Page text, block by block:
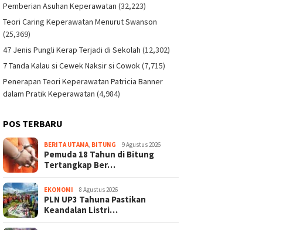
Pemberian Asuhan Keperawatan (32,223)
Teori Caring Keperawatan Menurut Swanson
(25,369)
47 Jenis Pungli Kerap Terjadi di Sekolah (12,302)
7 Tanda Kalau si Cewek Naksir si Cowok(7,715)
Penerapan Teori Keperawatan Patricia Banner
dalam Pratik Keperawatan (4,984)
POS TERBARU
BERITA UTAMA, BITUNG 9 Agustus 2026
Pemuda 18 Tahun di Bitung
Tertangkap Ber…
EKONOMI 8 Agustus 2026
PLN UP3 Tahuna Pastikan
Keandalan Listri…